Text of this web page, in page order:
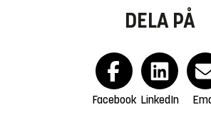
DELA PÅ
Facebook LinkedIn